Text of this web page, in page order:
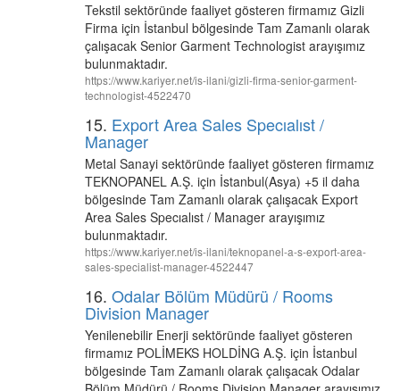
Tekstil sektöründe faaliyet gösteren firmamız Gizli
Firma için İstanbul bölgesinde Tam Zamanlı olarak
çalışacak Senior Garment Technologist arayışımız
bulunmaktadır.
https://www.kariyer.net/is-ilani/gizli-firma-senior-garment-
technologist-4522470
15. Export Area Sales Specıalıst /
Manager
Metal Sanayi sektöründe faaliyet gösteren firmamız
TEKNOPANEL A.Ş. için İstanbul(Asya) +5 il daha
bölgesinde Tam Zamanlı olarak çalışacak Export
Area Sales Specıalıst / Manager arayışımız
bulunmaktadır.
https://www.kariyer.net/is-ilani/teknopanel-a-s-export-area-
sales-specialist-manager-4522447
16. Odalar Bölüm Müdürü / Rooms
Division Manager
Yenilenebilir Enerji sektöründe faaliyet gösteren
firmamız POLİMEKS HOLDİNG A.Ş. için İstanbul
bölgesinde Tam Zamanlı olarak çalışacak Odalar